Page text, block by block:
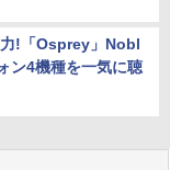
!「Osprey」Nobl
ン4機種を一気に聴